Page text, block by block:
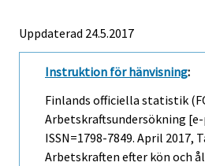
Uppdaterad 24.5.2017
Instruktion för hänvisning:
Finlands officiella statistik
Arbetskraftsundersökning
ISSN=1798-7849. April 2017,
Arbetskraften efter kön och